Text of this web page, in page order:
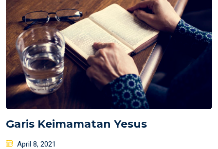
Garis Keimamatan Yesus
Posted
April 8, 2021